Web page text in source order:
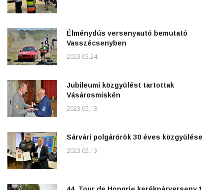
Élménydús versenyautó bemutató
Vasszécsenyben
2023.05.24.
Jubileumi közgyűlést tartottak
Vásárosmiskén
2023.05.13.
Sárvári polgárőrök 30 éves közgyűlése
2023.05.13.